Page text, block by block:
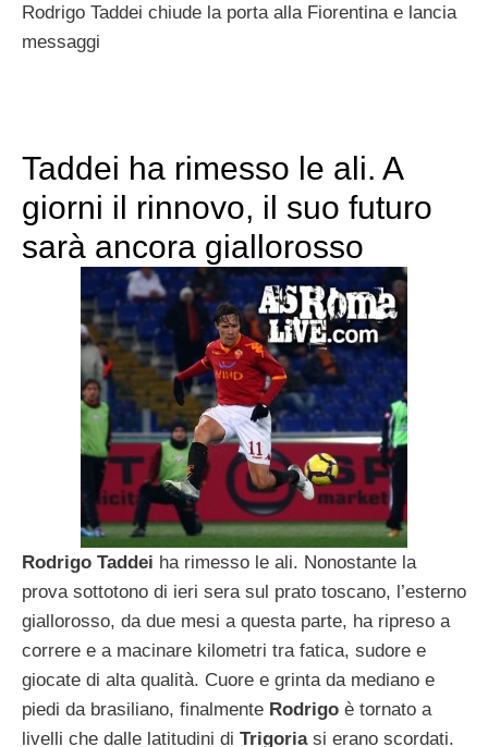
Rodrigo Taddei chiude la porta alla Fiorentina e lancia
messaggi
Taddei ha rimesso le ali. A
giorni il rinnovo, il suo futuro
sarà ancora giallorosso
Rodrigo Taddei ha rimesso le ali. Nonostante la
prova sottotono di ieri sera sul prato toscano, l’esterno
giallorosso, da due mesi a questa parte, ha ripreso a
correre e a macinare kilometri tra fatica, sudore e
giocate di alta qualità. Cuore e grinta da mediano e
piedi da brasiliano, finalmente Rodrigo è tornato a
livelli che dalle latitudini di Trigoria si erano scordati.